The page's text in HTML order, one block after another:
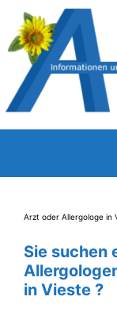
Zum
Inhalt
springen
Arzt oder Allergologe in
Sie suchen
in Vieste ?